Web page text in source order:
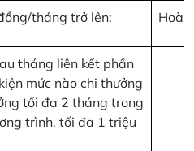
tháng trở lên:
tháng liên kết phần
mức nào chi thưởng
tối đa 2 tháng trong
trình, tối đa 1 triệu